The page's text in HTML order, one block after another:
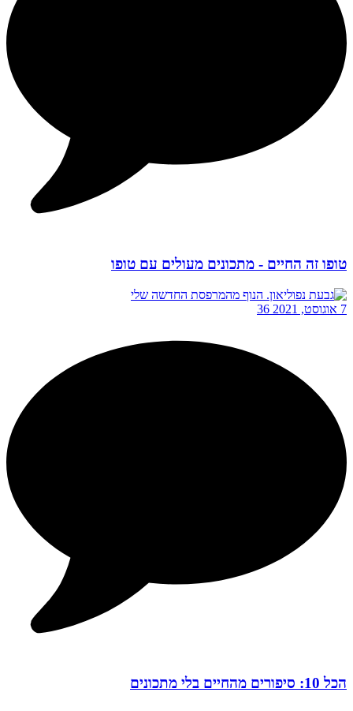
טופו זה החיים - מתכונים מעולים עם טופו
7 אוגוסט, 2021 36
הכל 10: סיפורים מהחיים בלי מתכונים